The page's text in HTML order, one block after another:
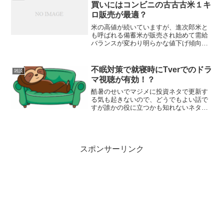
買いにはコンビニの古古古米１キ
ロ販売が最適？
米の高値が続いていますが、進次郎米と
も呼ばれる備蓄米が販売され始めて需給
バランスが変わり明らかな値下げ傾向に
あるのですが、正直言って備蓄米が自分
感覚で不味いなら高値の新...
雑談
不眠対策で就寝時にTverでのドラ
マ視聴が有効！？
酷暑のせいでマジメに投資ネタで更新す
る気も起きないので、どうでもよい話で
すが誰かの役に立つかも知れないネタ
スポンサーリンク